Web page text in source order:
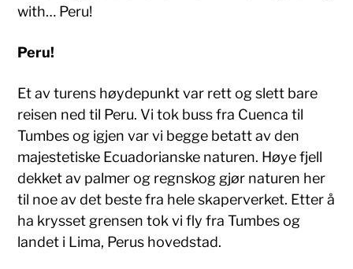
with… Peru!
Peru!
Et av turens høydepunkt var rett og slett bare
reisen ned til Peru. Vi tok buss fra Cuenca til
Tumbes og igjen var vi begge betatt av den
majestetiske Ecuadorianske naturen. Høye fjell
dekket av palmer og regnskog gjør naturen her
til noe av det beste fra hele skaperverket. Etter å
ha krysset grensen tok vi fly fra Tumbes og
landet i Lima, Perus hovedstad.